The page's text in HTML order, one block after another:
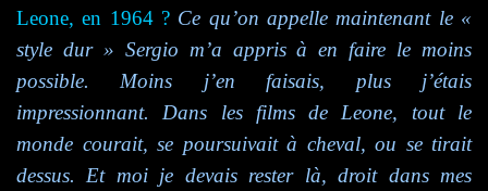
Leone, en 1964 ? Ce qu’on appelle maintenant le «
style dur » Sergio m’a appris à en faire le moins
possible. Moins j’en faisais, plus j’étais
impressionnant. Dans les films de Leone, tout le
monde courait, se poursuivait à cheval, ou se tirait
dessus. Et moi je devais rester là, droit dans mes